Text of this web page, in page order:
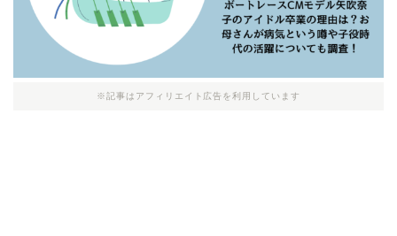
※記事はアフィリエイト広告を利用しています